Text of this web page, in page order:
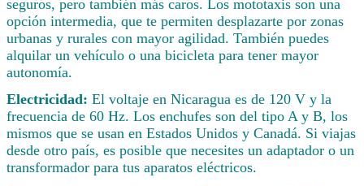
seguros, pero también más caros. Los mototaxis son una
opción intermedia, que te permiten desplazarte por zonas
urbanas y rurales con mayor agilidad. También puedes
alquilar un vehículo o una bicicleta para tener mayor
autonomía.
Electricidad: El voltaje en Nicaragua es de 120 V y la
frecuencia de 60 Hz. Los enchufes son del tipo A y B, los
mismos que se usan en Estados Unidos y Canadá. Si viajas
desde otro país, es posible que necesites un adaptador o un
transformador para tus aparatos eléctricos.